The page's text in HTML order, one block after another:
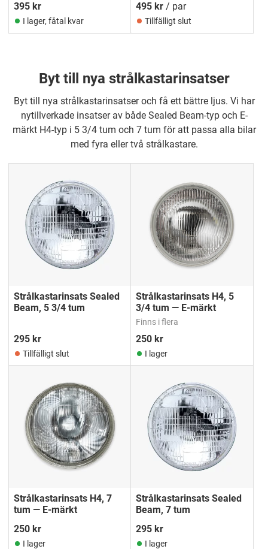
395 kr
I lager, fåtal kvar
495 kr / par
Tillfälligt slut
Byt till nya strålkastarinsatser
Byt till nya strålkastarinsatser och få ett bättre ljus. Vi har
nytillverkade insatser av både Sealed Beam-typ och E-
märkt H4-typ i 5 3/4 tum och 7 tum för att passa alla bilar
med fyra eller två strålkastare.
Strålkastarinsats Sealed
Beam, 5 3/4 tum
295 kr
Tillfälligt slut
Strålkastarinsats H4, 5
3/4 tum — E-märkt
Finns i flera
250 kr
I lager
Strålkastarinsats H4, 7
tum — E-märkt
250 kr
I lager
Strålkastarinsats Sealed
Beam, 7 tum
295 kr
I lager